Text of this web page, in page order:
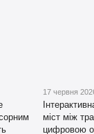
17 червня
міст між
цифровою